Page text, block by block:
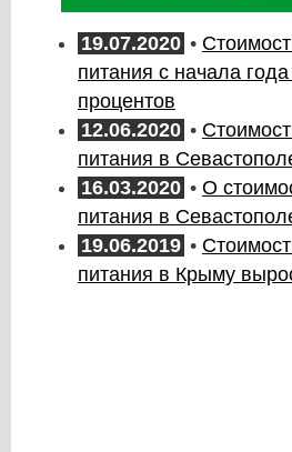
19.07.2020 •
питания с начала
процентов
12.06.2020 •
питания в
16.03.2020 • О
питания в
19.06.2019 •
питания в Крыму